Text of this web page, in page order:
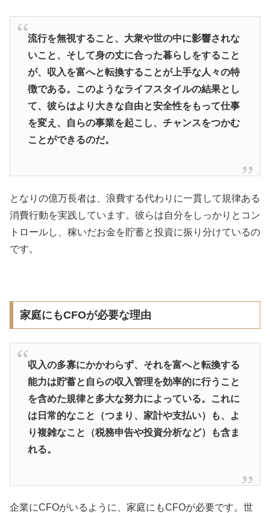
流行を無視すること、大衆や世の中に影響されな
いこと、そして身の丈に合った暮らしをすること
が、収入を富へと転換することが上手な人々の特
徴である。このようなライフスタイルの結果とし
て、彼らはより大きな自由と安全性をもって仕事
を変え、自らの事業を起こし、チャンスをつかむ
ことができるのだ。
となりの億万長者は、浪費する代わりに一貫して規律ある
消費行動を実践しています。彼らは自分をしっかりとコン
トロールし、稼いだお金を貯蓄と投資に振り分けているの
です。
家庭にもCFOが必要な理由
収入の多寡にかかわらず、それを富へと転換する
能力は貯蓄と自らの収入管理を効率的に行うこと
を含めた規律と多大な努力によっている。これに
は日常的なこと（つまり、家計や支払い）も、よ
り複雑なこと（税務申告や投資分析など）も含ま
れる。
企業にCFOがいるように、家庭にもCFOが必要です。世